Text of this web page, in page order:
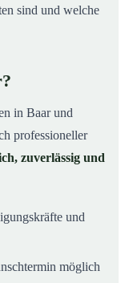
sind und welche
in Baar und
professioneller
zuverlässig und
und
möglich